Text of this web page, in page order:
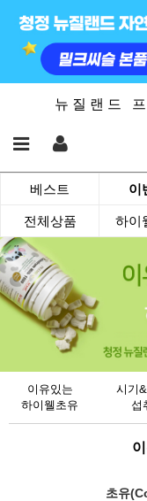
뉴 질 랜 드
베스트 이
전체상품 하이
이유있는
하이웰초유
시기
섭
초유